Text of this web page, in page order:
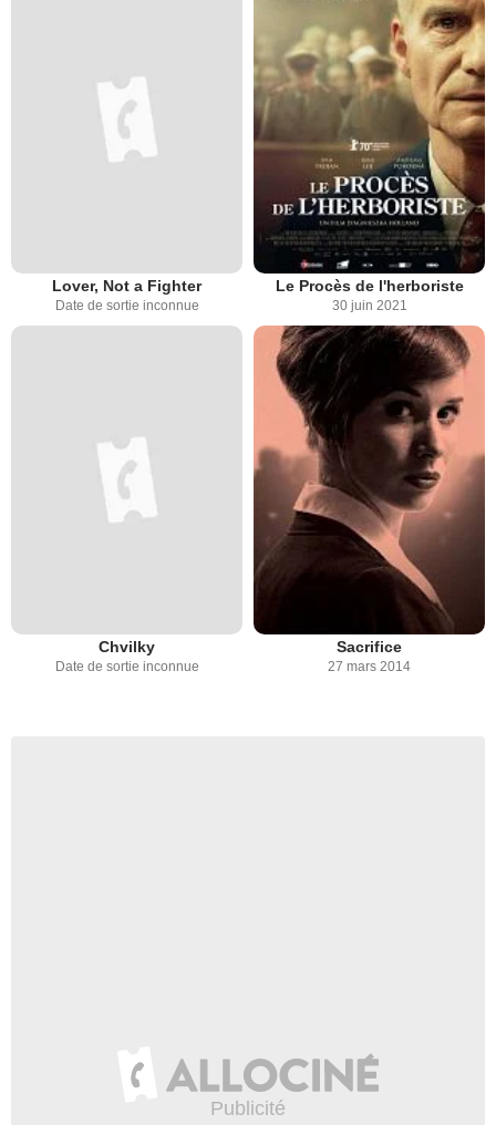
Lover, Not a Fighter
Date de sortie inconnue
Le Procès de l'herboriste
30 juin 2021
Chvilky
Date de sortie inconnue
Sacrifice
27 mars 2014